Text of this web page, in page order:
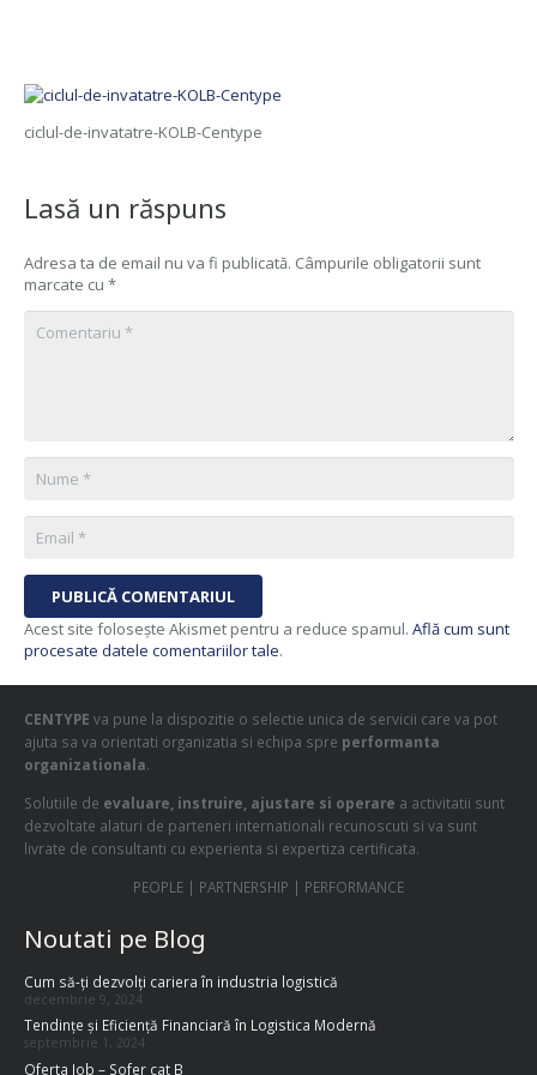
ciclul-de-invatatre-KOLB-Centype
Lasă un răspuns
Adresa ta de email nu va fi publicată. Câmpurile obligatorii sunt
marcate cu *
PUBLICĂ COMENTARIUL
Acest site folosește Akismet pentru a reduce spamul. Află cum sunt
procesate datele comentariilor tale.
CENTYPE va pune la dispozitie o selectie unica de servicii care va pot
ajuta sa va orientati organizatia si echipa spre performanta
organizationala.
Solutiile de evaluare, instruire, ajustare si operare a activitatii sunt
dezvoltate alaturi de parteneri internationali recunoscuti si va sunt
livrate de consultanti cu experienta si expertiza certificata.
PEOPLE | PARTNERSHIP | PERFORMANCE
Noutati pe Blog
Cum să-ți dezvolți cariera în industria logistică
decembrie 9, 2024
Tendințe și Eficiență Financiară în Logistica Modernă
septembrie 1, 2024
Oferta Job – Sofer cat B